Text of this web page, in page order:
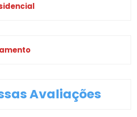
Avaliações